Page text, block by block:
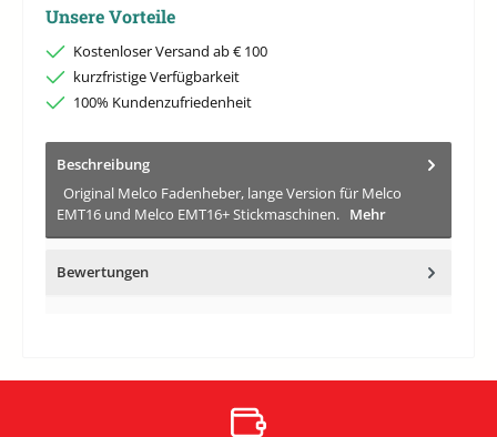
Unsere Vorteile
Kostenloser Versand ab € 100
kurzfristige Verfügbarkeit
100% Kundenzufriedenheit
Beschreibung
Original Melco Fadenheber, lange Version für Melco
EMT16 und Melco EMT16+ Stickmaschinen. Mehr
Bewertungen